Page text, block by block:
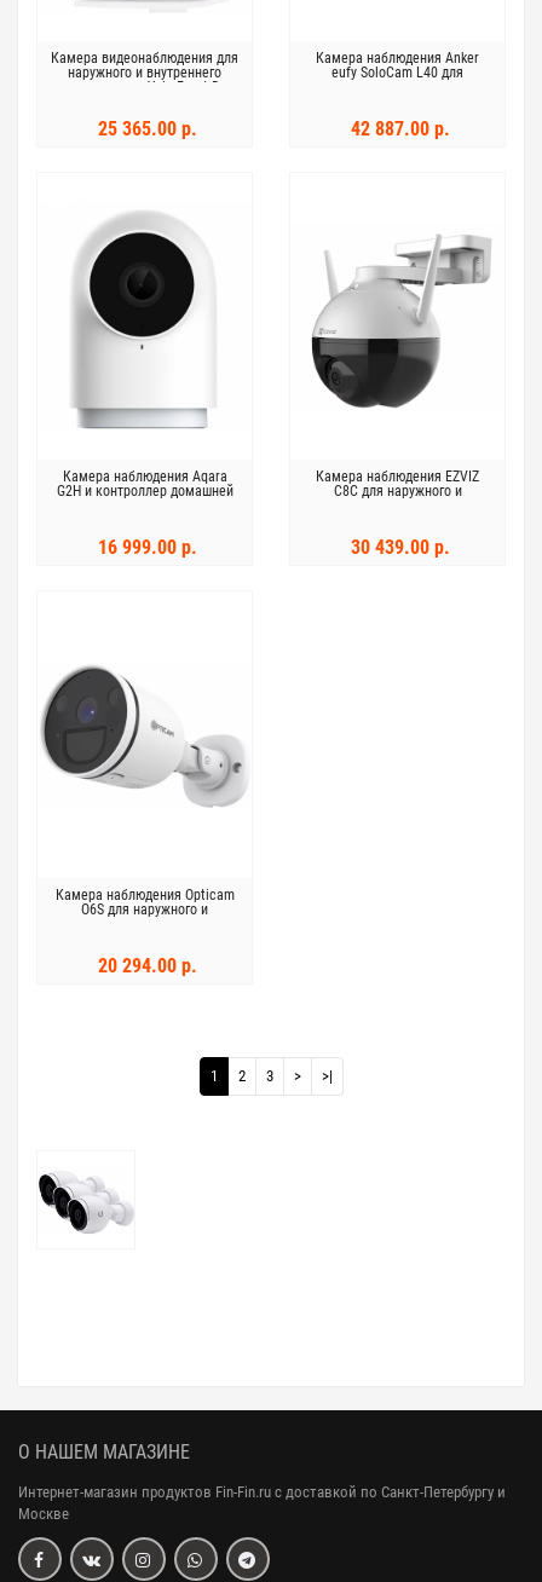
Камера видеонаблюдения для
наружного и внутреннего
использования Yale Front Door
25 365.00 р.
Камера наблюдения Anker
eufy SoloCam L40 для
42 887.00 р.
Камера наблюдения Aqara
G2H и контроллер домашней
16 999.00 р.
Камера наблюдения EZVIZ
C8C для наружного и
30 439.00 р.
Камера наблюдения Opticam
O6S для наружного и
20 294.00 р.
1 2 3 > >|
О НАШЕМ МАГАЗИНЕ
Интернет-магазин продуктов Fin-Fin.ru с доставкой по Санкт-Петербургу и
Москве